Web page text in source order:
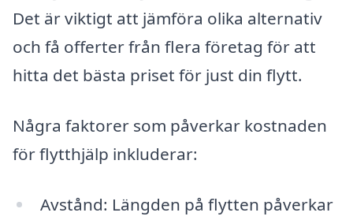
Det är viktigt att jämföra olika alternativ
och få offerter från flera företag för att
hitta det bästa priset för just din flytt.
Några faktorer som påverkar kostnaden
för flytthjälp inkluderar:
Avstånd: Längden på flytten påverkar